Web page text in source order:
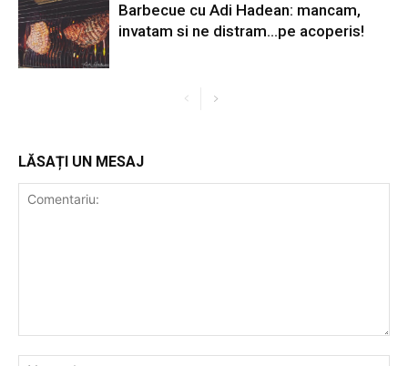
Barbecue cu Adi Hadean: mancam,
invatam si ne distram…pe acoperis!
LĂSAȚI UN MESAJ